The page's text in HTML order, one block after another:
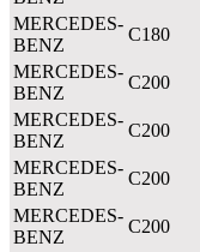
MERCEDES-
BENZ
C180
MERCEDES-
BENZ
C200
MERCEDES-
BENZ
C200
MERCEDES-
BENZ
C200
MERCEDES-
BENZ
C200